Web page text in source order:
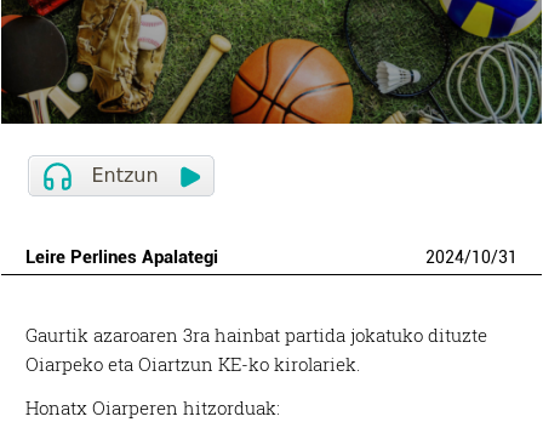
Leire Perlines Apalategi 2024/10/31
Gaurtik azaroaren 3ra hainbat partida jokatuko dituzte
Oiarpeko eta Oiartzun KE-ko kirolariek.
Honatx Oiarperen hitzorduak: